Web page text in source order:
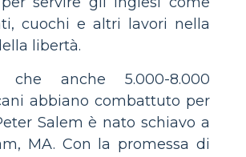
cuochi e altri lavori nella
libertà.
anche 5.000-8.000
abbiano combattuto per
Salem è nato schiavo a
MA. Con la promessa di